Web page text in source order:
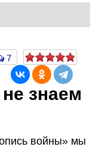
7
знаем
войны» мы